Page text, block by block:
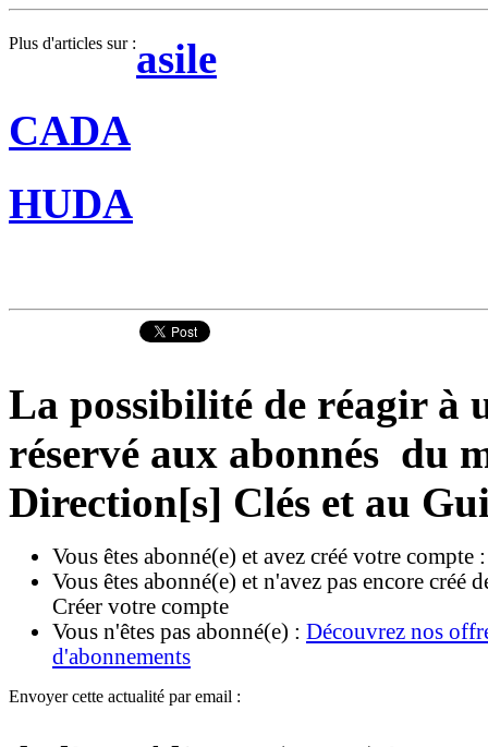
Plus d'articles sur :asile
CADA
HUDA
La possibilité de réagir à
réservé aux abonnés du
Direction[s] Clés et au
Vous êtes abonné(e) et avez créé votre compte
Vous êtes abonné(e) et n'avez pas encore créé
Créer votre compte
Vous n'êtes pas abonné(e) : Découvrez nos
d'abonnements
Envoyer cette actualité par email :